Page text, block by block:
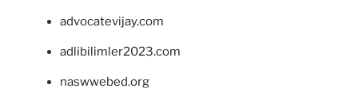
advocatevijay.com
adlibilimler2023.com
naswwebed.org